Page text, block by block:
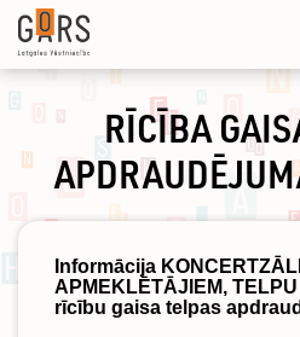
Pārlekt
galveno
saturu
RĪCĪBA
Informācija
APMEKLĒTĀJIEM,
rīcību gaisa telpas